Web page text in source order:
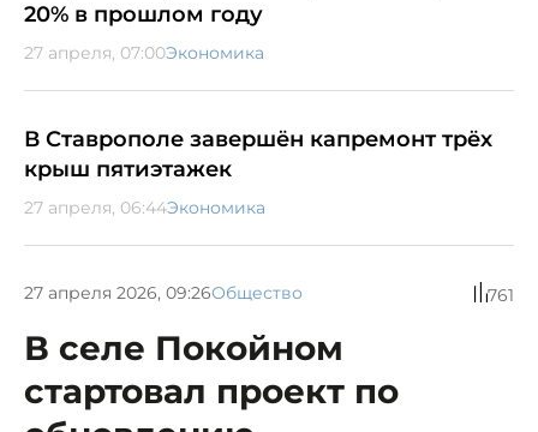
20% в прошлом году
27 апреля, 07:00Экономика
В Ставрополе завершён капремонт трёх
крыш пятиэтажек
27 апреля, 06:44Экономика
27 апреля 2026, 09:26Общество 761
В селе Покойном
стартовал проект по